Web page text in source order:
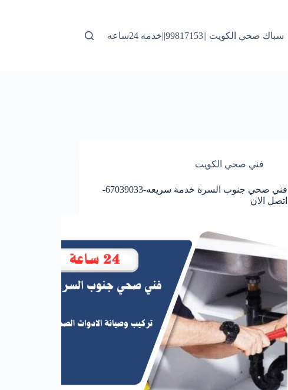
سباك صحي الكويت ||99817153||خدمه 24ساعه
فني صحي الكويت
فني صحي جنوب السرة خدمة سريعه-67039033-
اتصل الان